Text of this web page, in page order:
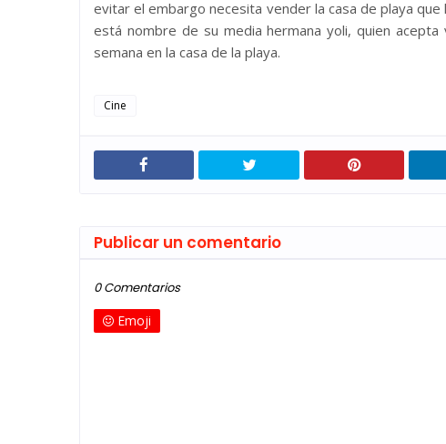
evitar el embargo necesita vender la casa de playa
está nombre de su media hermana yoli, quien
semana en la casa de la playa.
Cine
Publicar un comentario
0 Comentarios
Emoji